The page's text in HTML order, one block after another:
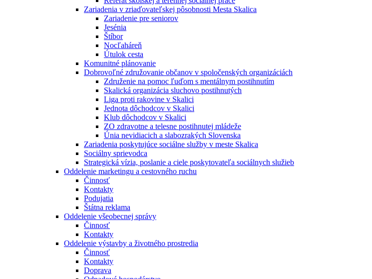
Zariadenia v zriaďovateľskej pôsobnosti Mesta Skalica
Zariadenie pre seniorov
Jesénia
Štíbor
Nocľaháreň
Útulok cesta
Komunitné plánovanie
Dobrovoľné združovanie občanov v spoločenských organizáciách
Združenie na pomoc ľuďom s mentálnym postihnutím
Skalická organizácia sluchovo postihnutých
Liga proti rakovine v Skalici
Jednota dôchodcov v Skalici
Klub dôchodcov v Skalici
ZO zdravotne a telesne postihnutej mládeže
Únia nevidiacich a slabozrakých Slovenska
Zariadenia poskytujúce sociálne služby v meste Skalica
Sociálny sprievodca
Strategická vízia, poslanie a ciele poskytovateľa sociálnych služieb
Oddelenie marketingu a cestovného ruchu
Činnosť
Kontakty
Podujatia
Štátna reklama
Oddelenie všeobecnej správy
Činnosť
Kontakty
Oddelenie výstavby a životného prostredia
Činnosť
Kontakty
Doprava